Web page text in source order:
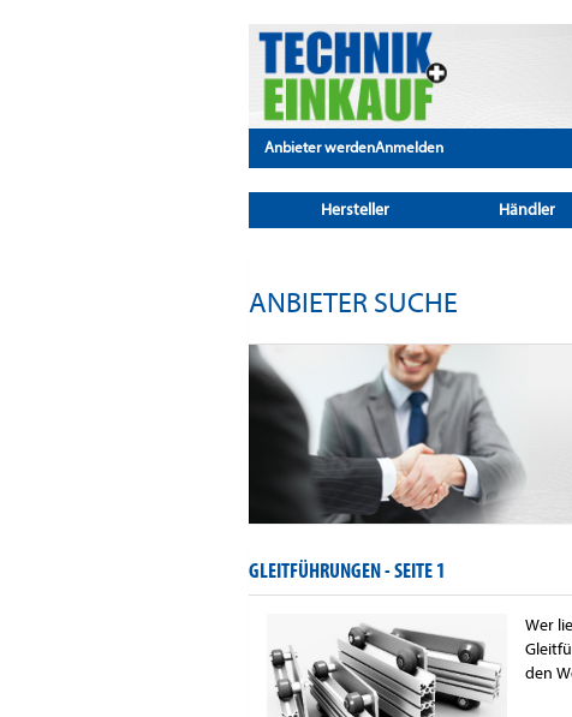
Anbieter werdenAnmelden
Hersteller Händler
ANBIETER SUCHE
GLEITFÜHRUNGEN -SEITE 1
Wer
den